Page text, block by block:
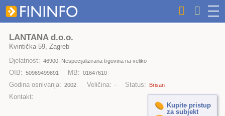
LANTANA d.o.o.
Kvintička 59, Zagreb
Djelatnost: 46900, Nespecijalizirana trgovina na veliko
OIB: 50969499891 MB: 01647610
Godina osnivanja: 2002. Veličina: - Status: Brisan
Kontakt:
Kupite pristup
za subjekt